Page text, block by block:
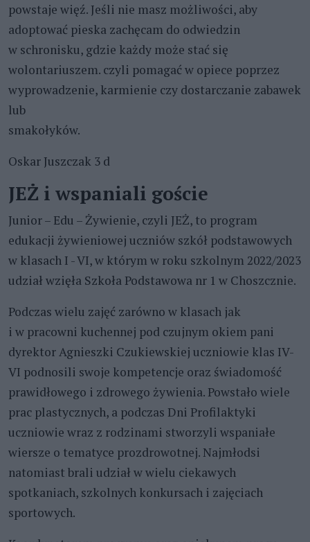
powstaje więź. Jeśli nie masz możliwości, aby
adoptować pieska zachęcam do odwiedzin
w schronisku, gdzie każdy może stać się
wolontariuszem. czyli pomagać w opiece poprzez
wyprowadzenie, karmienie czy dostarczanie zabawek
lub
smakołyków.
Oskar Juszczak 3 d
JEŻ i wspaniali goście
Junior – Edu – Żywienie, czyli JEŻ, to program
edukacji żywieniowej uczniów szkół podstawowych
w klasach I - VI, w którym w roku szkolnym 2022/2023
udział wzięła Szkoła Podstawowa nr 1 w Choszcznie.
Podczas wielu zajęć zarówno w klasach jak
i w pracowni kuchennej pod czujnym okiem pani
dyrektor Agnieszki Czukiewskiej uczniowie klas IV-
VI podnosili swoje kompetencje oraz świadomość
prawidłowego i zdrowego żywienia. Powstało wiele
prac plastycznych, a podczas Dni Profilaktyki
uczniowie wraz z rodzinami stworzyli wspaniałe
wiersze o tematyce prozdrowotnej. Najmłodsi
natomiast brali udział w wielu ciekawych
spotkaniach, szkolnych konkursach i zajęciach
sportowych.